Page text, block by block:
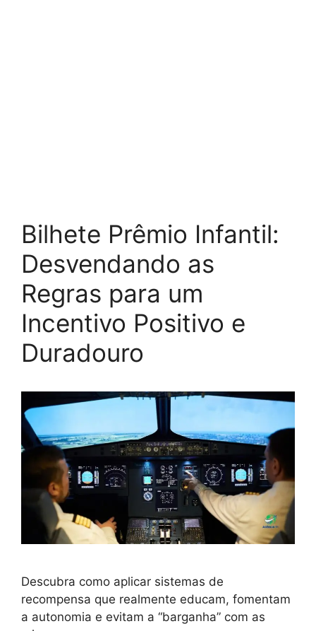
Bilhete Prêmio Infantil:
Desvendando as
Regras para um
Incentivo Positivo e
Duradouro
Descubra como aplicar sistemas de
recompensa que realmente educam, fomentam
a autonomia e evitam a “barganha” com as